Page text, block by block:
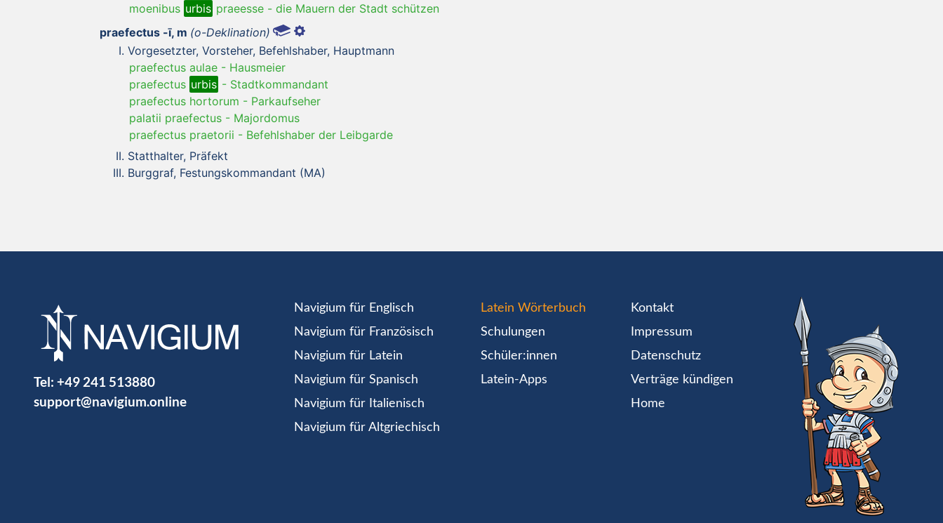
moenibus urbis praeesse - die Mauern der Stadt schützen
praefectus -ī, m (o-Deklination)
Vorgesetzter, Vorsteher, Befehlshaber, Hauptmann
praefectus aulae - Hausmeier
praefectus urbis - Stadtkommandant
praefectus hortorum - Parkaufseher
palatii praefectus - Majordomus
praefectus praetorii - Befehlshaber der Leibgarde
Statthalter, Präfekt
Burggraf, Festungskommandant (MA)
Tel: +49 241 513880
support@navigium.online
Navigium für Englisch
Navigium für Französisch
Navigium für Latein
Navigium für Spanisch
Navigium für Italienisch
Navigium für Altgriechisch
Latein Wörterbuch
Schulungen
Schüler:innen
Latein-Apps
Kontakt
Impressum
Datenschutz
Verträge kündigen
Home